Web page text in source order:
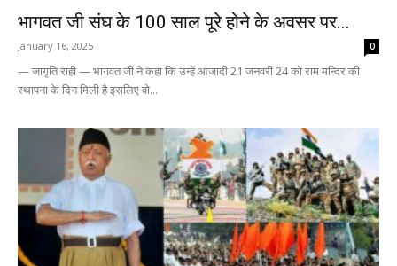
भागवत जी संघ के 100 साल पूरे होने के अवसर पर...
January 16, 2025 0
— जागृति राही — भागवत जी ने कहा कि उन्हें आजादी 21 जनवरी 24 को राम मन्दिर की
स्थापना के दिन मिली है इसलिए वो...